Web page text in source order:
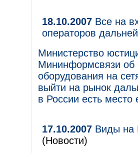
18.10.2007 Все на
операторов
Министерство
Мининформсвязи об
оборудования на
выйти на рынок
в России есть
17.10.2007 Виды на
(Новости)